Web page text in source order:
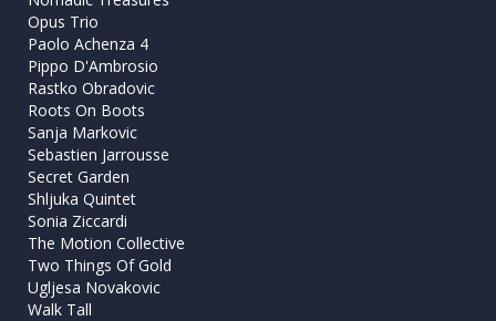
Opus Trio
Paolo Achenza 4
Pippo D'Ambrosio
Rastko Obradovic
Roots On Boots
Sanja Markovic
Sebastien Jarrousse
Secret Garden
Shljuka Quintet
Sonia Ziccardi
The Motion Collective
Two Things Of Gold
Ugljesa Novakovic
Walk Tall